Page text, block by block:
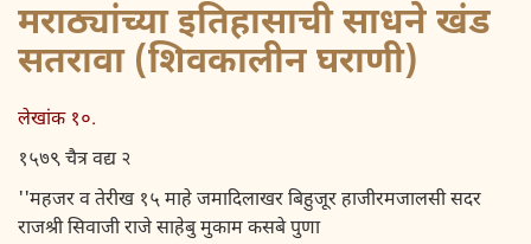
मराठ्यांच्या इतिहासाची साधने खंड
सतरावा (शिवकालीन घराणी)
लेखांक १०.
१५७९ चैत्र वद्य २
''महजर व तेरीख १५ माहे जमादिलाखर बिहुजूर हाजीरमजालसी सदर
राजश्री सिवाजी राजे साहेबु मुकाम कसबे पुणा